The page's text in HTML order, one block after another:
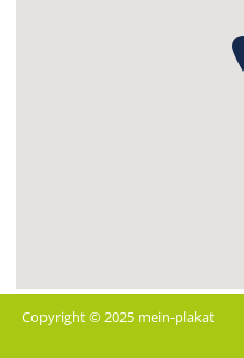
Copyright © 2025 mein-plakat